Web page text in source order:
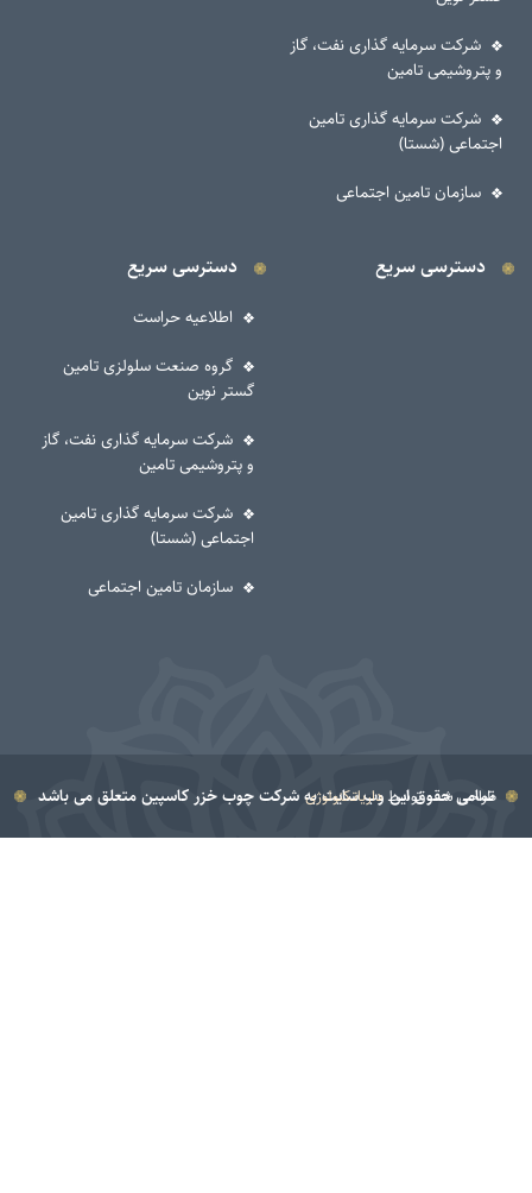
سرمایه گذاری نفت، گاز
تامین
سرمایه گذاری تامین
(شستا)
تامین اجتماعی
سریع دسترسی سریع
اطلاعیه حراست
گروه صنعت سلولزی تامین
شرکت سرمایه گذاری نفت، گاز
و پتروشیمی تامین
شرکت سرمایه گذاری تامین
اجتماعی (شستا)
سازمان تامین اجتماعی
شده توسطداریاتکنولوژی
حقوق این وب سایت به شرکت چوب خزر کاسپین متعلق می باشد